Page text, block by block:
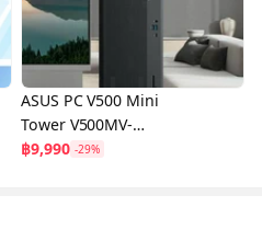
ASUS PC V500 Mini
Tower V500MV-
31315U003W
฿9,990 -29%